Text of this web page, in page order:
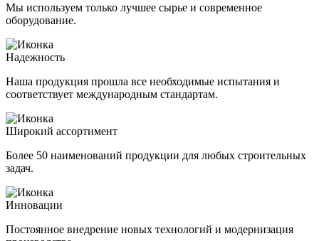
Мы используем только лучшее сырье и современное
оборудование.
Надежность
Наша продукция прошла все необходимые испытания и
соответствует международным стандартам.
Широкий ассортимент
Более 50 наименований продукции для любых строительных
задач.
Инновации
Постоянное внедрение новых технологий и модернизация